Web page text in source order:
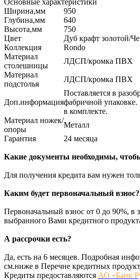
Основные характеристики
Ширина,мм
950
Глубина,мм
640
Высота,мм
750
Цвет
Дуб крафт золотой/
Коллекция
Rondo
Материал
столешницы
ЛДСП/кромка ПВХ
Материал
подстолья
ЛДСП/кромка ПВХ
Доп.информация
Поставляется в
фабричной
в комплекте.
Материал ножек/
опоры
Металл
Гарантия
24 месяца
Какие документы необходимы,
Для получения кредита вам нужен
Каким будет первоначальный взнос?
Первоначальный взнос от 0 до 90%, в
выбранного Вами кредитного
А рассрочки есть?
Да, есть на 6 месяцев. Подробная
см.ниже в Перечне кредитных
Кредиты предоставляются АО «Банк